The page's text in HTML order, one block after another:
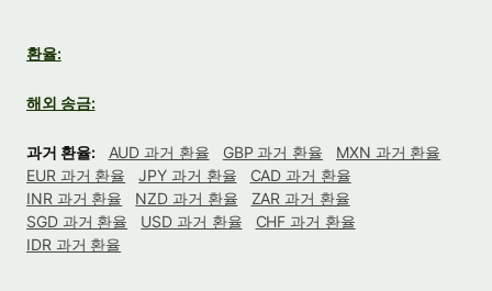
환율:
해외 송금:
과거 환율: AUD 과거 환율 GBP 과거 환율
MXN 과거 환율
EUR 과거 환율
JPY 과거 환율
CAD 과거 환율
INR 과거 환율
NZD 과거 환율
ZAR 과거 환율
SGD 과거 환율
USD 과거 환율
CHF 과거 환율
IDR 과거 환율